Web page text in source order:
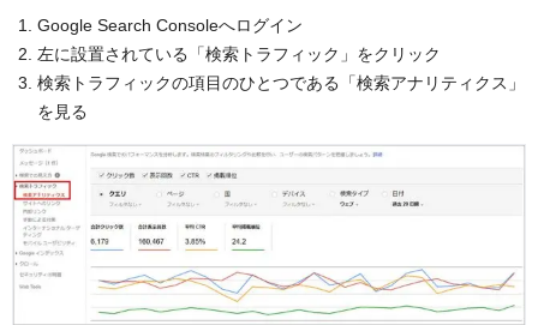
Google Search Consoleへログイン
左に設置されている「検索トラフィック」をクリック
検索トラフィックの項目のひとつである「検索アナリティクス」
を見る